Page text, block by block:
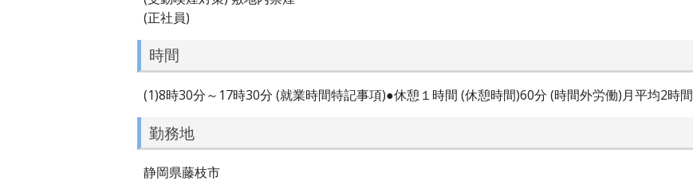
(正社員)
時間
(1)8時30分～17時30分 (就業時間特記事項)●休憩１時間 (休憩時間)60分 (時間外労働)月平均2時間
勤務地
静岡県藤枝市